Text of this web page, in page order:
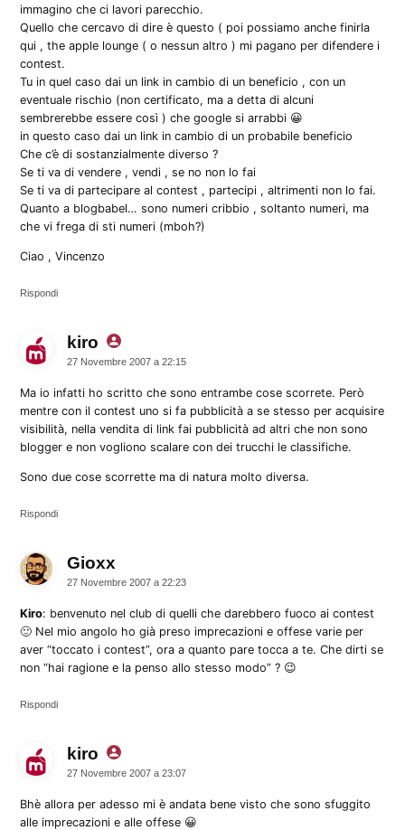
immagino che ci lavori parecchio.
Quello che cercavo di dire è questo ( poi possiamo anche finirla
qui , the apple lounge ( o nessun altro ) mi pagano per difendere i
contest.
Tu in quel caso dai un link in cambio di un beneficio , con un
eventuale rischio (non certificato, ma a detta di alcuni
sembrerebbe essere così ) che google si arrabbi 😀
in questo caso dai un link in cambio di un probabile beneficio
Che c’è di sostanzialmente diverso ?
Se ti va di vendere , vendi , se no non lo fai
Se ti va di partecipare al contest , partecipi , altrimenti non lo fai.
Quanto a blogbabel… sono numeri cribbio , soltanto numeri, ma
che vi frega di sti numeri (mboh?)
Ciao , Vincenzo
Rispondi
kiro dice:
27 Novembre 2007 a 22:15
Ma io infatti ho scritto che sono entrambe cose scorrete. Però
mentre con il contest uno si fa pubblicità a se stesso per acquisire
visibilità, nella vendita di link fai pubblicità ad altri che non sono
blogger e non vogliono scalare con dei trucchi le classifiche.
Sono due cose scorrette ma di natura molto diversa.
Rispondi
Gioxx
27 Novembre 2007 a 22:23
Kiro: benvenuto nel club di quelli che darebbero fuoco ai contest
🙂 Nel mio angolo ho già preso imprecazioni e offese varie per
aver “toccato i contest”, ora a quanto pare tocca a te. Che dirti se
non “hai ragione e la penso allo stesso modo” ? 😉
Rispondi
kiro dice:
27 Novembre 2007 a 23:07
Bhè allora per adesso mi è andata bene visto che sono sfuggito
alle imprecazioni e alle offese 😀